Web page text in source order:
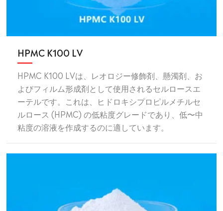
HPMC K100 LV
HPMC K100 LVは、レオロジー修飾剤、懸濁剤、お
よびフィルム形成剤として使用されるセルロースエ
ーテルです。これは、ヒドロキシプロピルメチルセ
ルロース (HPMC) の低粘度グレードであり、低〜中
粘度の溶液を作成するのに適しています。